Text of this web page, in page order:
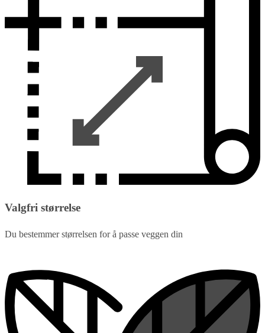
Valgfri størrelse
Du bestemmer størrelsen for å passe veggen din